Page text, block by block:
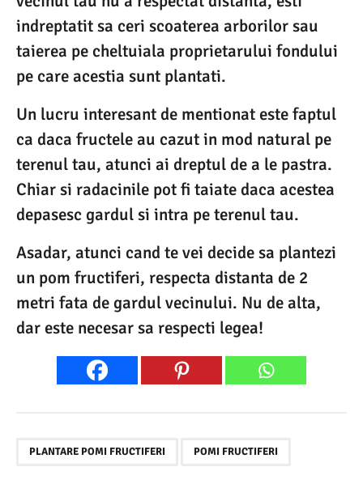
indreptatit sa ceri scoaterea arborilor sau
taierea pe cheltuiala proprietarului fondului
pe care acestia sunt plantati.
Un lucru interesant de mentionat este faptul
ca daca fructele au cazut in mod natural pe
terenul tau, atunci ai dreptul de a le pastra.
Chiar si radacinile pot fi taiate daca acestea
depasesc gardul si intra pe terenul tau.
Asadar, atunci cand te vei decide sa plantezi
un pom fructiferi, respecta distanta de 2
metri fata de gardul vecinului. Nu de alta,
dar este necesar sa respecti legea!
PLANTARE POMI FRUCTIFERI POMI FRUCTIFERI